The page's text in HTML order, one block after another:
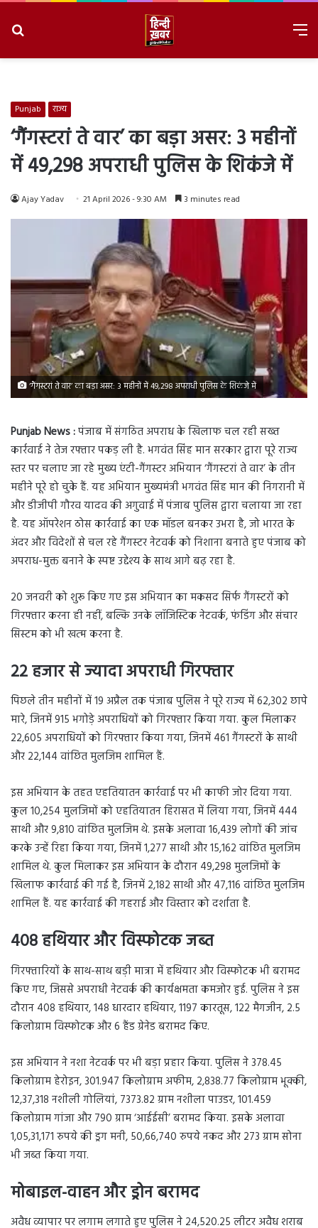
Punjab राज्य
‘गैंगस्टरां ते वार’ का बड़ा असर: 3 महीनों
में 49,298 अपराधी पुलिस के शिकंजे में
Ajay Yadav 21 April 2026 - 9:30 AM 3 minutes read
‘गैंगस्टरां ते वार’ का बड़ा असर: 3 महीनों में 49,298 अपराधी पुलिस के शिकंजे में
Punjab News :पंजाब में संगठित अपराध के खिलाफ चल रही सख्त
कार्रवाई ने तेज रफ्तार पकड़ ली है. भगवंत सिंह मान सरकार द्वारा पूरे राज्य
स्तर पर चलाए जा रहे मुख्य एंटी-गैंगस्टर अभियान ‘गैंगस्टरां ते वार’ के तीन
महीने पूरे हो चुके हैं. यह अभियान मुख्यमंत्री भगवंत सिंह मान की निगरानी में
और डीजीपी गौरव यादव की अगुवाई में पंजाब पुलिस द्वारा चलाया जा रहा
है. यह ऑपरेशन ठोस कार्रवाई का एक मॉडल बनकर उभरा है, जो भारत के
अंदर और विदेशों से चल रहे गैंगस्टर नेटवर्क को निशाना बनाते हुए पंजाब को
अपराध-मुक्त बनाने के स्पष्ट उद्देश्य के साथ आगे बढ़ रहा है.
20 जनवरी को शुरू किए गए इस अभियान का मकसद सिर्फ गैंगस्टरों को
गिरफ्तार करना ही नहीं, बल्कि उनके लॉजिस्टिक नेटवर्क, फंडिंग और संचार
सिस्टम को भी खत्म करना है.
22 हजार से ज्यादा अपराधी गिरफ्तार
पिछले तीन महीनों में 19 अप्रैल तक पंजाब पुलिस ने पूरे राज्य में 62,302 छापे
मारे, जिनमें 915 भगोड़े अपराधियों को गिरफ्तार किया गया. कुल मिलाकर
22,605 अपराधियों को गिरफ्तार किया गया, जिनमें 461 गैंगस्टरों के साथी
और 22,144 वांछित मुलजिम शामिल हैं.
इस अभियान के तहत एहतियातन कार्रवाई पर भी काफी जोर दिया गया.
कुल 10,254 मुलजिमों को एहतियातन हिरासत में लिया गया, जिनमें 444
साथी और 9,810 वांछित मुलजिम थे. इसके अलावा 16,439 लोगों की जांच
करके उन्हें रिहा किया गया, जिनमें 1,277 साथी और 15,162 वांछित मुलजिम
शामिल थे. कुल मिलाकर इस अभियान के दौरान 49,298 मुलजिमों के
खिलाफ कार्रवाई की गई है, जिनमें 2,182 साथी और 47,116 वांछित मुलजिम
शामिल हैं. यह कार्रवाई की गहराई और विस्तार को दर्शाता है.
408 हथियार और विस्फोटक जब्त
गिरफ्तारियों के साथ-साथ बड़ी मात्रा में हथियार और विस्फोटक भी बरामद
किए गए, जिससे अपराधी नेटवर्क की कार्यक्षमता कमजोर हुई. पुलिस ने इस
दौरान 408 हथियार, 148 धारदार हथियार, 1197 कारतूस, 122 मैगजीन, 2.5
किलोग्राम विस्फोटक और 6 हैंड ग्रेनेड बरामद किए.
इस अभियान ने नशा नेटवर्क पर भी बड़ा प्रहार किया. पुलिस ने 378.45
किलोग्राम हेरोइन, 301.947 किलोग्राम अफीम, 2,838.77 किलोग्राम भूक्की,
12,37,318 नशीली गोलियां, 7373.82 ग्राम नशीला पाउडर, 101.459
किलोग्राम गांजा और 790 ग्राम ‘आईईसी’ बरामद किया. इसके अलावा
1,05,31,171 रुपये की ड्रग मनी, 50,66,740 रुपये नकद और 273 ग्राम सोना
भी जब्त किया गया.
मोबाइल-वाहन और ड्रोन बरामद
अवैध व्यापार पर लगाम लगाते हुए पुलिस ने 24,520.25 लीटर अवैध शराब